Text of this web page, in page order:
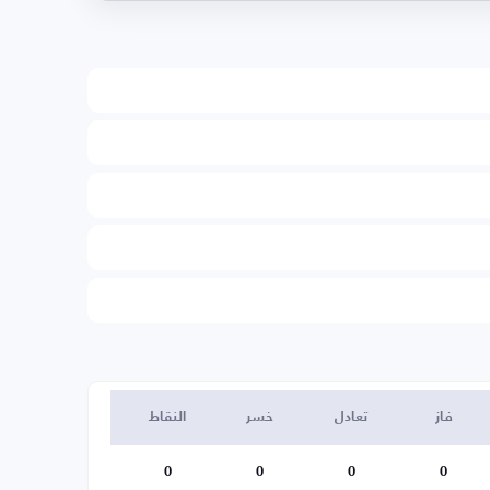
فاز تعادل خسر النقاط
0
0
0
0